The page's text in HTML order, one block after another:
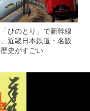
ひのとり」で新幹線
近畿日本鉄道・名阪
史がすごい